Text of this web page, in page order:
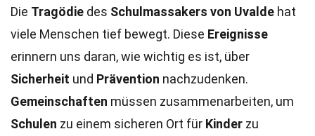
Die Tragödie des Schulmassakers von Uvalde hat
viele Menschen tief bewegt. Diese Ereignisse
erinnern uns daran, wie wichtig es ist, über
Sicherheit und Prävention nachzudenken.
Gemeinschaften müssen zusammenarbeiten, um
Schulen zu einem sicheren Ort für Kinder zu